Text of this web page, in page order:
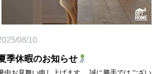
08/10
季休暇のお知らせ